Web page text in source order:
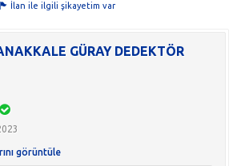
İlan ile ilgili şikayetim var
GÜRAY DEDEKTÖR
görüntüle